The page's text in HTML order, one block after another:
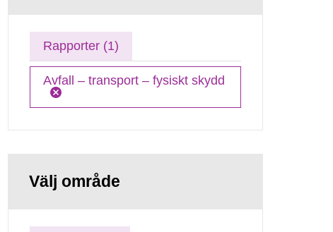
Rapporter (1)
Avfall – transport – fysiskt skydd
Välj område